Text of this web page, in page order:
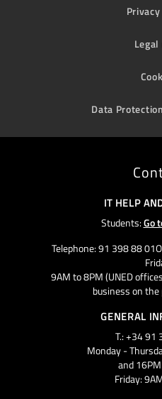
Data
IT HELP
Students:Go
Telephone: 91 398 88
9AM to 8PM (UNED
business on the
GENERAL
T.: +34 91
Monday -
and
Friday: